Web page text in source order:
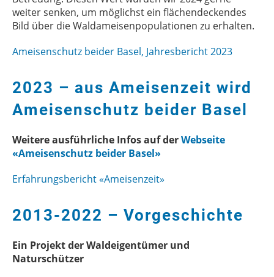
weiter senken, um möglichst ein flächendeckendes
Bild über die Waldameisenpopulationen zu erhalten.
Ameisenschutz beider Basel, Jahresbericht 2023
2023 – aus Ameisenzeit wird
Ameisenschutz beider Basel
Weitere ausführliche Infos auf derWebseite
«Ameisenschutz beider Basel»
Erfahrungsbericht «Ameisenzeit»
2013-2022 – Vorgeschichte
Ein Projekt der Waldeigentümer und
Naturschützer